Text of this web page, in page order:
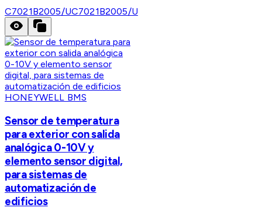
C7021B2005/UC7021B2005/U
HONEYWELL BMS
Sensor de temperatura
para exterior con salida
analógica 0-10V y
elemento sensor digital,
para sistemas de
automatización de
edificios